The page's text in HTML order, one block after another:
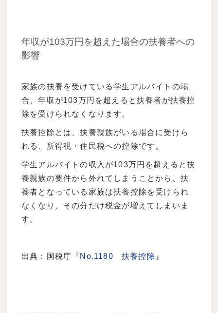
年収が103万円を超えた場合の扶養者への
影響
家族の扶養を受けている学生アルバイトの場
合、年収が103万円を超えると扶養者が扶養控
除を受けられなくなります。
扶養控除とは、扶養親族がいる場合に受けら
れる、所得税・住民税への控除です。
学生アルバイトの収入が103万円を超えると扶
養親族の要件から外れてしまうことから、扶
養者となっている家族は扶養控除を受けられ
なくなり、その分だけ税金が増えてしまいま
す。
出典：国税庁『 No.1180 扶養控除 』